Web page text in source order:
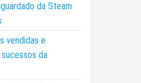
da Steam
vendidas e
da